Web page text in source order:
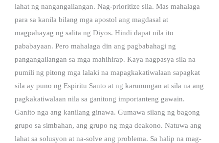
lahat ng nangangailangan. Nag-prioritize sila. Mas mahalaga
para sa kanila bilang mga apostol ang magdasal at
magpahayag ng salita ng Diyos. Hindi dapat nila ito
pababayaan. Pero mahalaga din ang pagbabahagi ng
pangangailangan sa mga mahihirap. Kaya nagpasya sila na
pumili ng pitong mga lalaki na mapagkakatiwalaan sapagkat
sila ay puno ng Espiritu Santo at ng karunungan at sila na ang
pagkakatiwalaan nila sa ganitong importanteng gawain.
Ganito nga ang kanilang ginawa. Gumawa silang ng bagong
grupo sa simbahan, ang grupo ng mga deakono. Natuwa ang
lahat sa solusyon at na-solve ang problema. Sa halip na mag-